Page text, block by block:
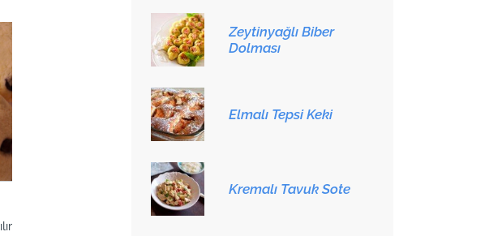
Zeytinyağlı Biber
Dolması
Elmalı Tepsi Keki
Kremalı Tavuk Sote